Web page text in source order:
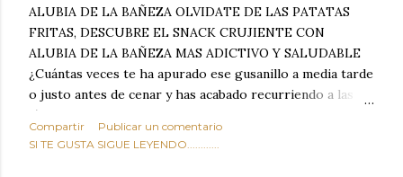
ALUBIA DE LA BAÑEZA OLVIDATE DE LAS PATATAS
FRITAS, DESCUBRE EL SNACK CRUJIENTE CON
ALUBIA DE LA BAÑEZA MAS ADICTIVO Y SALUDABLE
¿Cuántas veces te ha apurado ese gusanillo a media tarde
o justo antes de cenar y has acabado recurriendo a las
típicas patatas de bolsa, frutos secos fritos o snacks
ultraprocesados llenos de grasas saturadas y sodio?
Compartir
Publicar un comentario
SI TE GUSTA SIGUE LEYENDO............